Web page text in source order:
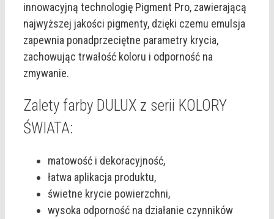
innowacyjną technologię Pigment Pro, zawierającą
najwyższej jakości pigmenty, dzięki czemu emulsja
zapewnia ponadprzeciętne parametry krycia,
zachowując trwałość koloru i odporność na
zmywanie.
Zalety farby DULUX z serii KOLORY
ŚWIATA:
matowość i dekoracyjność,
łatwa aplikacja produktu,
świetne krycie powierzchni,
wysoka odporność na działanie czynników